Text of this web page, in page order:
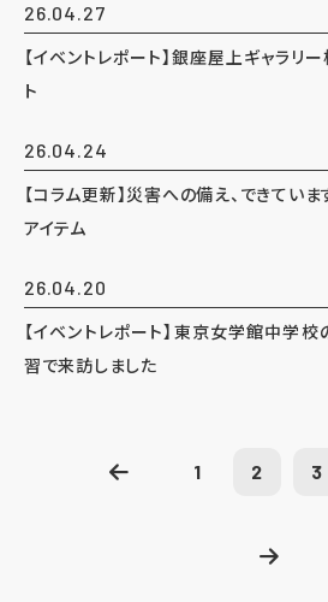
26.04.27
【イベントレポート】銀座屋上ギャラ
ト
26.04.24
【コラム更新】災害への備え、できてい
アイテム
26.04.20
【イベントレポート】東京女学館中学
習で来訪しました
1 2 3